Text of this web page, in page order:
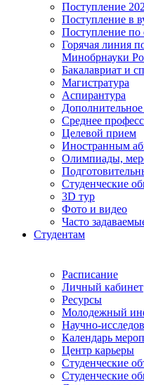
Поступление
Поступление в
Поступление
Горячая линия
Минобрнауки
Бакалавриат и
Магистратура
Аспирантура
Среднее
Целевой прием
Иностранным
Олимпиады,
Студенческие
3D тур
Фото и видео
Часто
Студентам
Расписание
Личный кабинет
Ресурсы
Молодежный
Научно-
Календарь
Центр карьеры
Студенческие
Студенческие